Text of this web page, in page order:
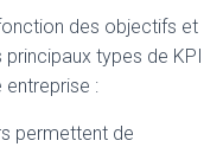
des objectifs et
types de KPI
entreprise :
permettent de